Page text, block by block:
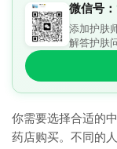
微信号：
添加护肤
解答护肤
你需要选择合适的
药店购买。不同的